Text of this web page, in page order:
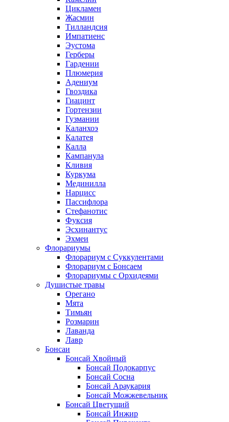
Цикламен
Жасмин
Тилландсия
Импатиенс
Эустома
Герберы
Гардении
Плюмерия
Адениум
Гвоздика
Гиацинт
Гортензии
Гузмании
Каланхоэ
Калатея
Калла
Кампанула
Кливия
Куркума
Мединилла
Нарцисс
Пассифлора
Стефанотис
Фуксия
Эсхинантус
Эхмеи
Флорариумы
Флорариум с Суккулентами
Флорариум с Бонсаем
Флорариумы с Орхидеями
Душистые травы
Орегано
Мята
Тимьян
Розмарин
Лаванда
Лавр
Бонсаи
Бонсай Хвойный
Бонсай Подокарпус
Бонсай Сосна
Бонсай Араукария
Бонсай Можжевельник
Бонсай Цветущий
Бонсай Инжир